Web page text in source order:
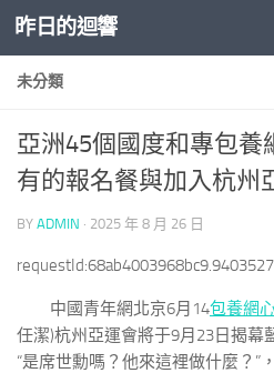
Skip to content
昨日的迴響
未分類
亞洲45個國度和專包養
有的報名餐與加入杭州
BY ADMIN · 2025 年 8 月 26 日
中國青年網北京6月14包養網
任潔)杭州亞運會將于9月23日揭幕
“是席世勳嗎？他來這裡做什麼？”，